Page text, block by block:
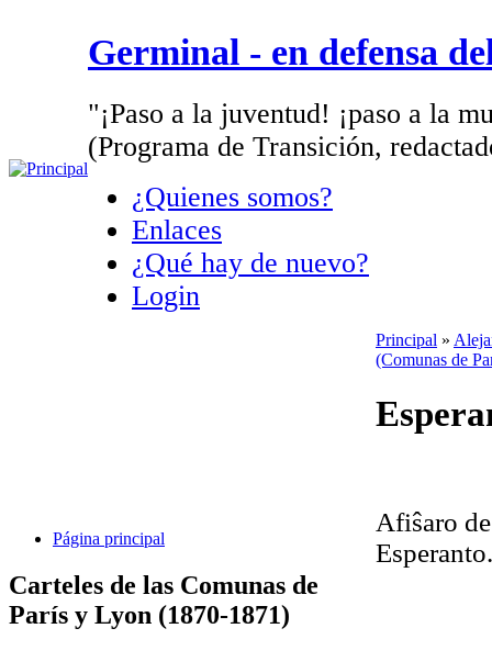
Germinal - en defensa
"¡Paso a la juventud! ¡paso a la
(Programa de Transición,
¿Quienes somos?
Enlaces
¿Qué hay de nuevo?
Login
Página principal
Carteles de las Comunas de
París y Lyon (1870-1871)
Principal »
(Comunas de
Afiŝaro
Esperanto.